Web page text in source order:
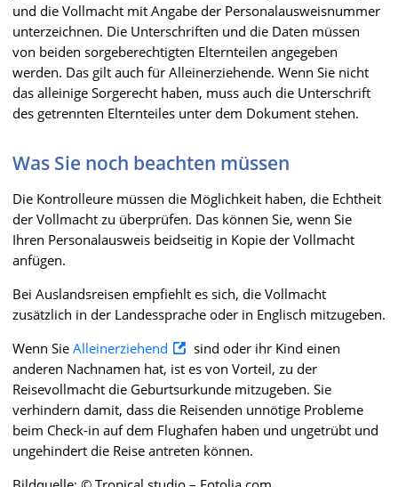
und die Vollmacht mit Angabe der Personalausweisnummer
unterzeichnen. Die Unterschriften und die Daten müssen
von beiden sorgeberechtigten Elternteilen angegeben
werden. Das gilt auch für Alleinerziehende. Wenn Sie nicht
das alleinige Sorgerecht haben, muss auch die Unterschrift
des getrennten Elternteiles unter dem Dokument stehen.
Was Sie noch beachten müssen
Die Kontrolleure müssen die Möglichkeit haben, die Echtheit
der Vollmacht zu überprüfen. Das können Sie, wenn Sie
Ihren Personalausweis beidseitig in Kopie der Vollmacht
anfügen.
Bei Auslandsreisen empfiehlt es sich, die Vollmacht
zusätzlich in der Landessprache oder in Englisch mitzugeben.
Wenn Sie Alleinerziehend
sind oder ihr Kind einen
anderen Nachnamen hat, ist es von Vorteil, zu der
Reisevollmacht die Geburtsurkunde mitzugeben. Sie
verhindern damit, dass die Reisenden unnötige Probleme
beim Check-in auf dem Flughafen haben und ungetrübt und
ungehindert die Reise antreten können.